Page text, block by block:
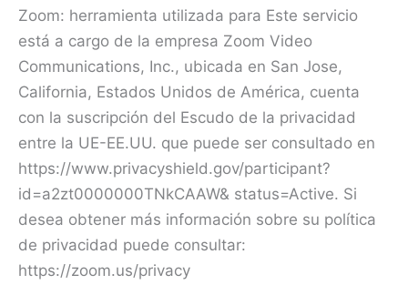
Zoom: herramienta utilizada para Este servicio
está a cargo de la empresa Zoom Video
Communications, Inc., ubicada en San Jose,
California, Estados Unidos de América, cuenta
con la suscripción del Escudo de la privacidad
entre la UE-EE.UU. que puede ser consultado en
https://www.privacyshield.gov/participant?
id=a2zt0000000TNkCAAW& status=Active. Si
desea obtener más información sobre su política
de privacidad puede consultar:
https://zoom.us/privacy